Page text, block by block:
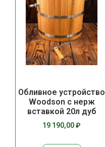
Обливное устройство
Woodson с нерж
вставкой 20л дуб
19 190,00₽